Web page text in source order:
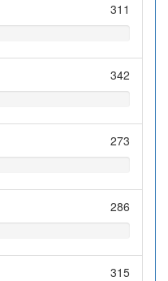
311
342
273
286
315